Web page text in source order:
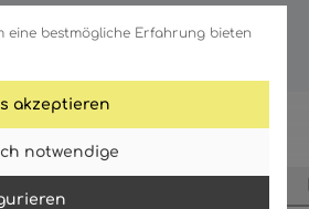
eine bestmögliche Erfahrung bieten
akzeptieren
notwendige